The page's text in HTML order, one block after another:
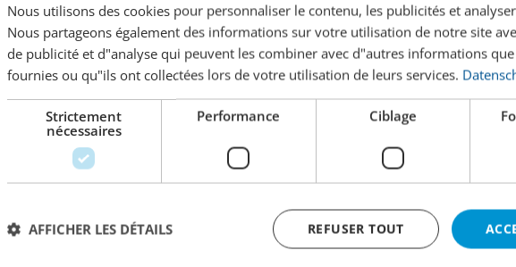
Le yuzu et
une note
lumineuse.
vivifiante –
comme il
d’y revenir
Conçue
chaudes,
tout ce qui
Notes de
clair,
Nous utilisons des cookies pour personnaliser le contenu, les publicités et
Nous partageons également des informations sur votre utilisation de notre site
de publicité et d"analyse qui peuvent les combiner avec d"autres informations
fournies ou qu"ils ont collectées lors de votre utilisation de leurs services.
Strictement
nécessaires
Performance Ciblage
REFUSER TOUT
AFFICHER LES DÉTAILS